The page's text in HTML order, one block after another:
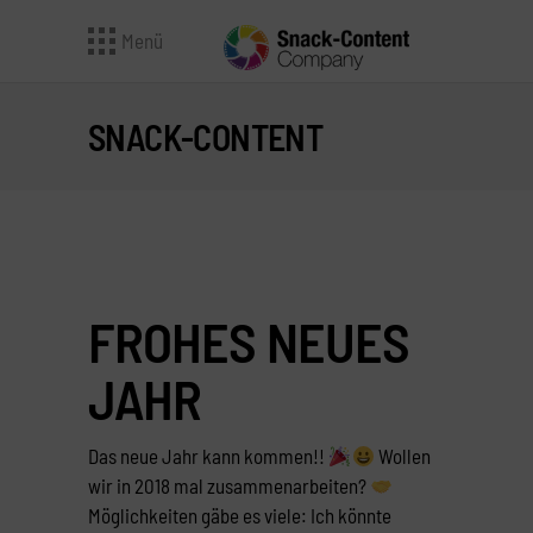
Menü
SNACK-CONTENT
FROHES NEUES
JAHR
Das neue Jahr kann kommen!!
Wollen
wir in 2018 mal zusammenarbeiten?
Möglichkeiten gäbe es viele: Ich könnte